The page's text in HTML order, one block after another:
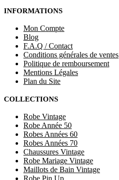
INFORMATIONS
Mon Compte
Blog
F.A.Q / Contact
Conditions générales de ventes
Politique de remboursement
Mentions Légales
Plan du Site
COLLECTIONS
Robe Vintage
Robe Année 50
Robes Années 60
Robes Années 70
Chaussures Vintage
Robe Mariage Vintage
Maillots de Bain Vintage